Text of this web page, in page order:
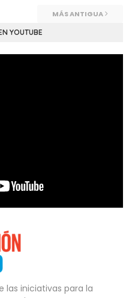
MÁS ANTIGUA
YOUTUBE
las iniciativas para la